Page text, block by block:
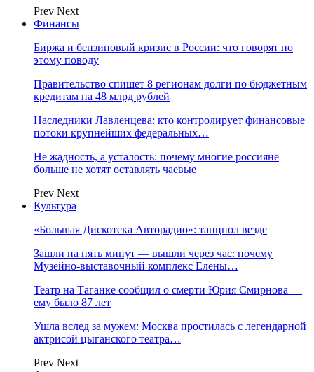
Prev Next
Финансы
Биржа и бензиновый кризис в России: что говорят по
этому поводу
Правительство спишет 8 регионам долги по бюджетным
кредитам на 48 млрд рублей
Наследники Лавленцева: кто контролирует финансовые
потоки крупнейших федеральных…
Не жадность, а усталость: почему многие россияне
больше не хотят оставлять чаевые
Prev Next
Культура
«Большая Дискотека Авторадио»: танцпол везде
Зашли на пять минут — вышли через час: почему
Музейно-выставочный комплекс Елены…
Театр на Таганке сообщил о смерти Юрия Смирнова —
ему было 87 лет
Ушла вслед за мужем: Москва простилась с легендарной
актрисой цыганского театра…
Prev Next